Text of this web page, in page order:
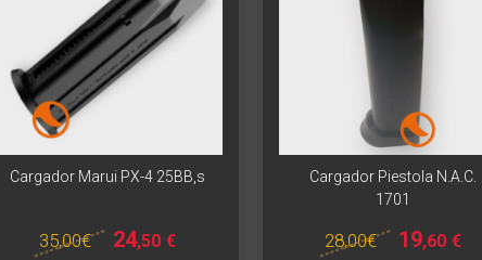
Cargador Marui PX-4 25BB,s
35,00€ 24,50 €
Cargador Piestola N.A.C.
1701
28,00€ 19,60 €